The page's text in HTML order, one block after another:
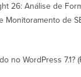
26: Análise de
Monitoramento de
no WordPress 7.1?